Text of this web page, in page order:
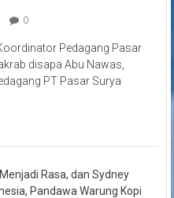
0
Pedagang Pasar
disapa Abu Nawas,
PT Pasar Surya
Rasa, dan Sydney
Pandawa Warung Kopi